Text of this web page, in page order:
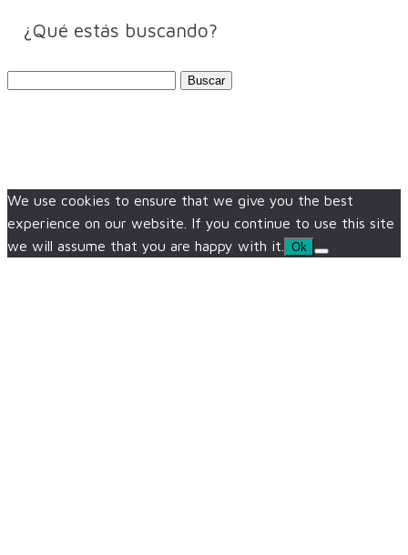
¿Qué estás buscando?
We use cookies to ensure that we give you the best
experience on our website. If you continue to use this site
we will assume that you are happy with it.
Ok